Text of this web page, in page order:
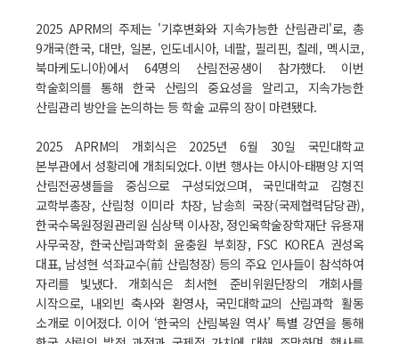
2025 APRM의 주제는 '기후변화와 지속가능한 산림관리'로, 총
9개국(한국, 대만, 일본, 인도네시아, 네팔, 필리핀, 칠레, 멕시코,
북마케도니아)에서 64명의 산림전공생이 참가했다. 이번
학술회의를 통해 한국 산림의 중요성을 알리고, 지속가능한
산림관리 방안을 논의하는 등 학술 교류의 장이 마련됐다.
2025 APRM의 개회식은 2025년 6월 30일 국민대학교
본부관에서 성황리에 개최되었다. 이번 행사는 아시아-태평양 지역
산림전공생들을 중심으로 구성되었으며, 국민대학교 김형진
교학부총장, 산림청 이미라 차장, 남송희 국장(국제협력담당관),
한국수목원정원관리원 심상택 이사장, 정인욱학술장학재단 유용재
사무국장, 한국산림과학회 윤충원 부회장, FSC KOREA 권성옥
대표, 남성현 석좌교수(前 산림청장) 등의 주요 인사들이 참석하여
자리를 빛냈다. 개회식은 최서현 준비위원단장의 개회사를
시작으로, 내외빈 축사와 환영사, 국민대학교의 산림과학 활동
소개로 이어졌다. 이어 ‘한국의 산림복원 역사’ 특별 강연을 통해